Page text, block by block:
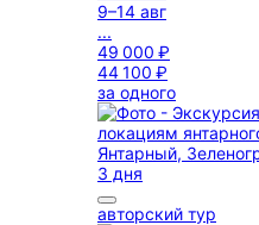
9–14 авг
...
49 000 ₽
44 100 ₽
за одного
3 дня
авторский тур